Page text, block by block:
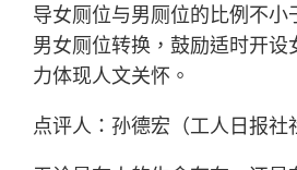
导女厕位与男厕位的比例不
男女厕位转换，鼓励适时开设
力体现人文关怀。
点评人：孙德宏（工人日报社